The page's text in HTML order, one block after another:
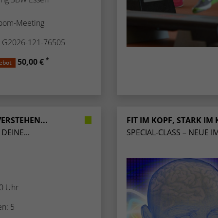
Meeting
121-76505
50,00 € *
Uhr
5
FIT IM KOPF, STARK IM
SPECIAL-CLASS – NEUE
Zugang zu geschützten Bereichen gewährt.
weisen eine randoly generierte Nummer zu, um
eindeutige Besucher zu identifizieren.
Dieses Cookie wird von Google Analytics
installiert. Das Cookie wird verwendet, um
Informationen darüber zu speichern, wie
Erstellung eines Analyseberichts darüber, wie es
der Website geht. Die erhobenen Daten
umfassen die Anzahl der Besucher, die Quelle,
aus der sie stammen, und die Seiten in